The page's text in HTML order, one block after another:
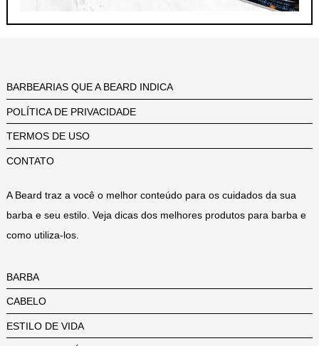
BARBEARIAS QUE A BEARD INDICA
POLÍTICA DE PRIVACIDADE
TERMOS DE USO
CONTATO
A Beard traz a você o melhor conteúdo para os cuidados da sua
barba e seu estilo. Veja dicas dos melhores produtos para barba e
como utiliza-los.
BARBA
CABELO
ESTILO DE VIDA